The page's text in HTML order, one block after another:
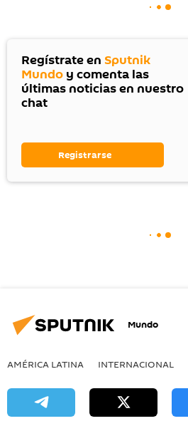
Regístrate en Sputnik
Mundo y comenta las
últimas noticias en nuestro
chat
Registrarse
Mundo
AMÉRICA LATINA INTERNACIONAL